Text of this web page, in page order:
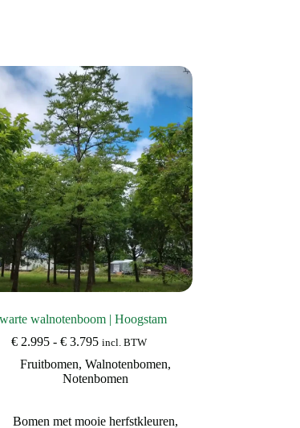
walnotenboom | Hoogstam
€ 2.995 - € 3.795Prijsklasse:
tot
€ 3.795
incl. BTW
Fruitbomen, Walnotenbomen,
Notenbomen
Bomen met mooie herfstkleuren,